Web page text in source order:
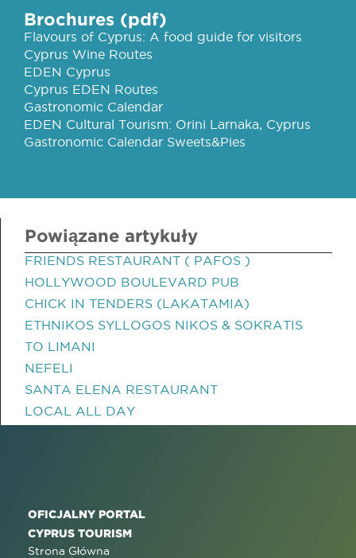
Brochures (pdf)
Flavours of Cyprus: A food guide for visitors
Cyprus Wine Routes
EDEN Cyprus
Cyprus EDEN Routes
Gastronomic Calendar
EDEN Cultural Tourism: Orini Larnaka, Cyprus
Gastronomic Calendar Sweets&Pies
Powiązane artykuły
FRIENDS RESTAURANT ( PAFOS )
HOLLYWOOD BOULEVARD PUB
CHICK IN TENDERS (LAKATAMIA)
ETHNIKOS SYLLOGOS NIKOS & SOKRATIS
TO LIMANI
NEFELI
SANTA ELENA RESTAURANT
LOCAL ALL DAY
OFICJALNY PORTAL
CYPRUS TOURISM
Strona Główna